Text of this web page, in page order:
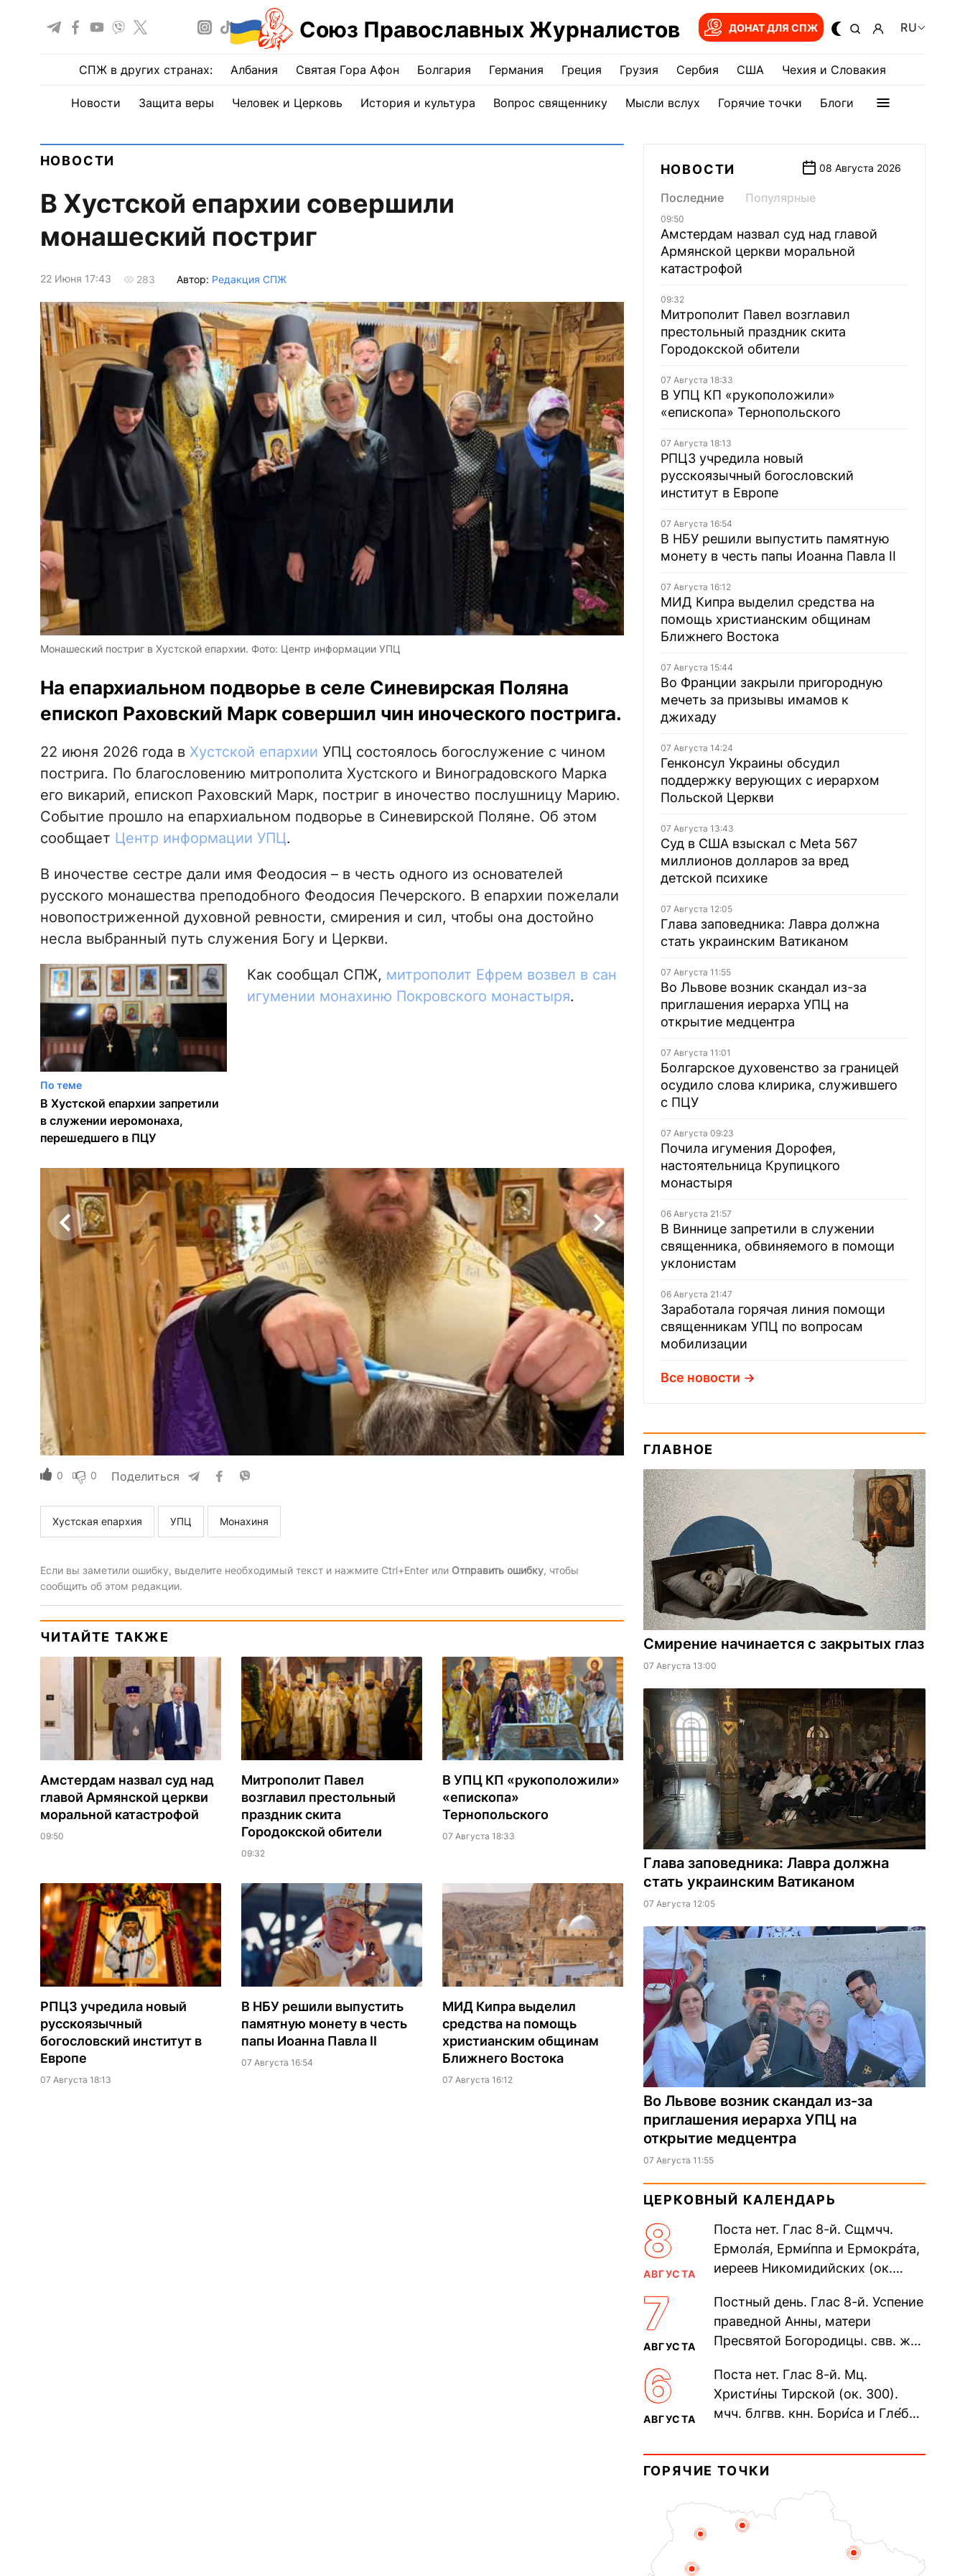
Союз Православных Журналистов ДОНАТ ДЛЯ СПЖ RU
СПЖ в других странах: Албания Святая Гора Афон Болгария Германия Греция Грузия Сербия США Чехия и Словакия
Новости Защита веры Человек и Церковь История и культура Вопрос священнику Мысли вслух Горячие точки Блоги
НОВОСТИ
В Хустской епархии совершили
монашеский постриг
22 Июня 17:43 283 Автор: Редакция СПЖ
Монашеский постриг в Хустской епархии. Фото: Центр информации УПЦ
На епархиальном подворье в селе Синевирская Поляна
епископ Раховский Марк совершил чин иноческого пострига.
22 июня 2026 года в Хустской епархии УПЦ состоялось богослужение с чином
пострига. По благословению митрополита Хустского и Виноградовского Марка
его викарий, епископ Раховский Марк, постриг в иночество послушницу Марию.
Событие прошло на епархиальном подворье в Синевирской Поляне. Об этом
сообщает Центр информации УПЦ.
В иночестве сестре дали имя Феодосия – в честь одного из основателей
русского монашества преподобного Феодосия Печерского. В епархии пожелали
новопостриженной духовной ревности, смирения и сил, чтобы она достойно
несла выбранный путь служения Богу и Церкви.
По теме
В Хустской епархии запретили
в служении иеромонаха,
перешедшего в ПЦУ
Как сообщал СПЖ, митрополит Ефрем возвел в сан
игумении монахиню Покровского монастыря.
0 0 Поделиться
Хустская епархия УПЦ Монахиня
Если вы заметили ошибку, выделите необходимый текст и нажмите Ctrl+Enter или Отправить ошибку, чтобы
сообщить об этом редакции.
ЧИТАЙТЕ ТАКЖЕ
Амстердам назвал суд над
главой Армянской церкви
моральной катастрофой
09:50
Митрополит Павел
возглавил престольный
праздник скита
Городокской обители
09:32
В УПЦ КП «рукоположили»
«епископа»
Тернопольского
07 Августа 18:33
РПЦЗ учредила новый
русскоязычный
богословский институт в
Европе
07 Августа 18:13
В НБУ решили выпустить
памятную монету в честь
папы Иоанна Павла II
07 Августа 16:54
МИД Кипра выделил
средства на помощь
христианским общинам
Ближнего Востока
07 Августа 16:12
НОВОСТИ 08 Августа 2026
Последние Популярные
09:50
Амстердам назвал суд над главой
Армянской церкви моральной
катастрофой
09:32
Митрополит Павел возглавил
престольный праздник скита
Городокской обители
07 Августа 18:33
В УПЦ КП «рукоположили»
«епископа» Тернопольского
07 Августа 18:13
РПЦЗ учредила новый
русскоязычный богословский
институт в Европе
07 Августа 16:54
В НБУ решили выпустить памятную
монету в честь папы Иоанна Павла II
07 Августа 16:12
МИД Кипра выделил средства на
помощь христианским общинам
Ближнего Востока
07 Августа 15:44
Во Франции закрыли пригородную
мечеть за призывы имамов к
джихаду
07 Августа 14:24
Генконсул Украины обсудил
поддержку верующих с иерархом
Польской Церкви
07 Августа 13:43
Суд в США взыскал с Meta 567
миллионов долларов за вред
детской психике
07 Августа 12:05
Глава заповедника: Лавра должна
стать украинским Ватиканом
07 Августа 11:55
Во Львове возник скандал из-за
приглашения иерарха УПЦ на
открытие медцентра
07 Августа 11:01
Болгарское духовенство за границей
осудило слова клирика, служившего
с ПЦУ
07 Августа 09:23
Почила игумения Дорофея,
настоятельница Крупицкого
монастыря
06 Августа 21:57
В Виннице запретили в служении
священника, обвиняемого в помощи
уклонистам
06 Августа 21:47
Заработала горячая линия помощи
священникам УПЦ по вопросам
мобилизации
Все новости
ГЛАВНОЕ
Смирение начинается с закрытых глаз
07 Августа 13:00
Глава заповедника: Лавра должна
стать украинским Ватиканом
07 Августа 12:05
Во Львове возник скандал из-за
приглашения иерарха УПЦ на
открытие медцентра
07 Августа 11:55
ЦЕРКОВНЫЙ КАЛЕНДАРЬ
8
АВГУСТА
Поста нет. Глас 8-й. Сщмчч.
Ермола́я, Ерми́ппа и Ермокра́та,
иереев Никомидийских (ок.
Печерского, в Ближних
пещерах...
7
АВГУСТА
Постный день. Глас 8-й. Успение
праведной Анны, матери
Пресвятой Богородицы. свв. жен
прп. Евпракси́и девы,...
6
АВГУСТА
Поста нет. Глас 8-й. Мц.
Христи́ны Тирской (ок. 300).
мчч. блгвв. кнн. Бори́са и Гле́ба,
Дави́да (1015). Прп....
ГОРЯЧИЕ ТОЧКИ